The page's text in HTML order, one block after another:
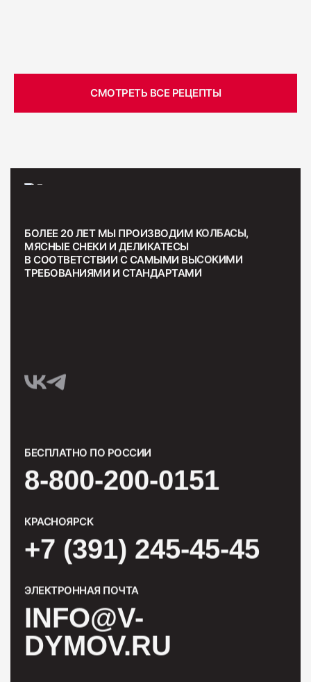
СМОТРЕТЬ ВСЕ РЕЦЕПТЫ
БОЛЕЕ 20 ЛЕТ МЫ ПРОИЗВОДИМ КОЛБАСЫ,
МЯСНЫЕ СНЕКИ И ДЕЛИКАТЕСЫ
В СООТВЕТСТВИИ С САМЫМИ ВЫСОКИМИ
ТРЕБОВАНИЯМИ И СТАНДАРТАМИ
БЕСПЛАТНО ПО РОССИИ
8-800-200-0151
КРАСНОЯРСК
+7 (391) 245-45-45
ЭЛЕКТРОННАЯ ПОЧТА
INFO@V-
DYMOV.RU